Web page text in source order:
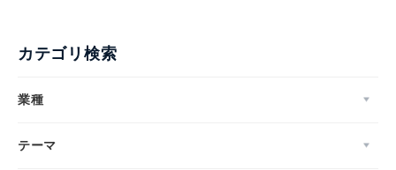
カテゴリ検索
業種
テーマ